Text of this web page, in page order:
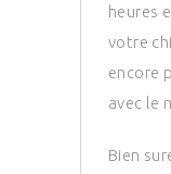
heures
votre
encore
avec le
Bien